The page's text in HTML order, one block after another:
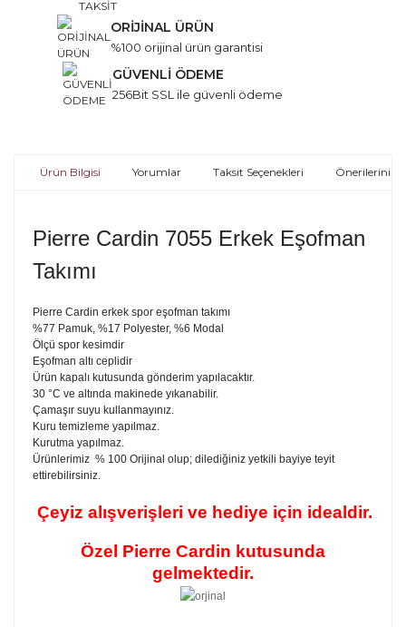
ORİJİNAL ÜRÜN
%100 orijinal ürün garantisi
GÜVENLİ ÖDEME
256Bit SSL ile güvenli ödeme
Ürün Bilgisi Yorumlar Taksit Seçenekleri Önerileriniz
Pierre Cardin 7055 Erkek Eşofman
Takımı
Pierre Cardin erkek spor eşofman takımı
%77 Pamuk, %17 Polyester, %6 Modal
Ölçü spor kesimdir
Eşofman altı ceplidir
Ürün kapalı kutusunda gönderim yapılacaktır.
30 °C ve altında makinede yıkanabilir.
Çamaşır suyu kullanmayınız.
Kuru temizleme yapılmaz.
Kurutma yapılmaz.
Ürünlerimiz % 100 Orijinal olup; dilediğiniz yetkili bayiye teyit
ettirebilirsiniz.
Çeyiz alışverişleri ve hediye için idealdir.
Özel Pierre Cardin kutusunda
gelmektedir.